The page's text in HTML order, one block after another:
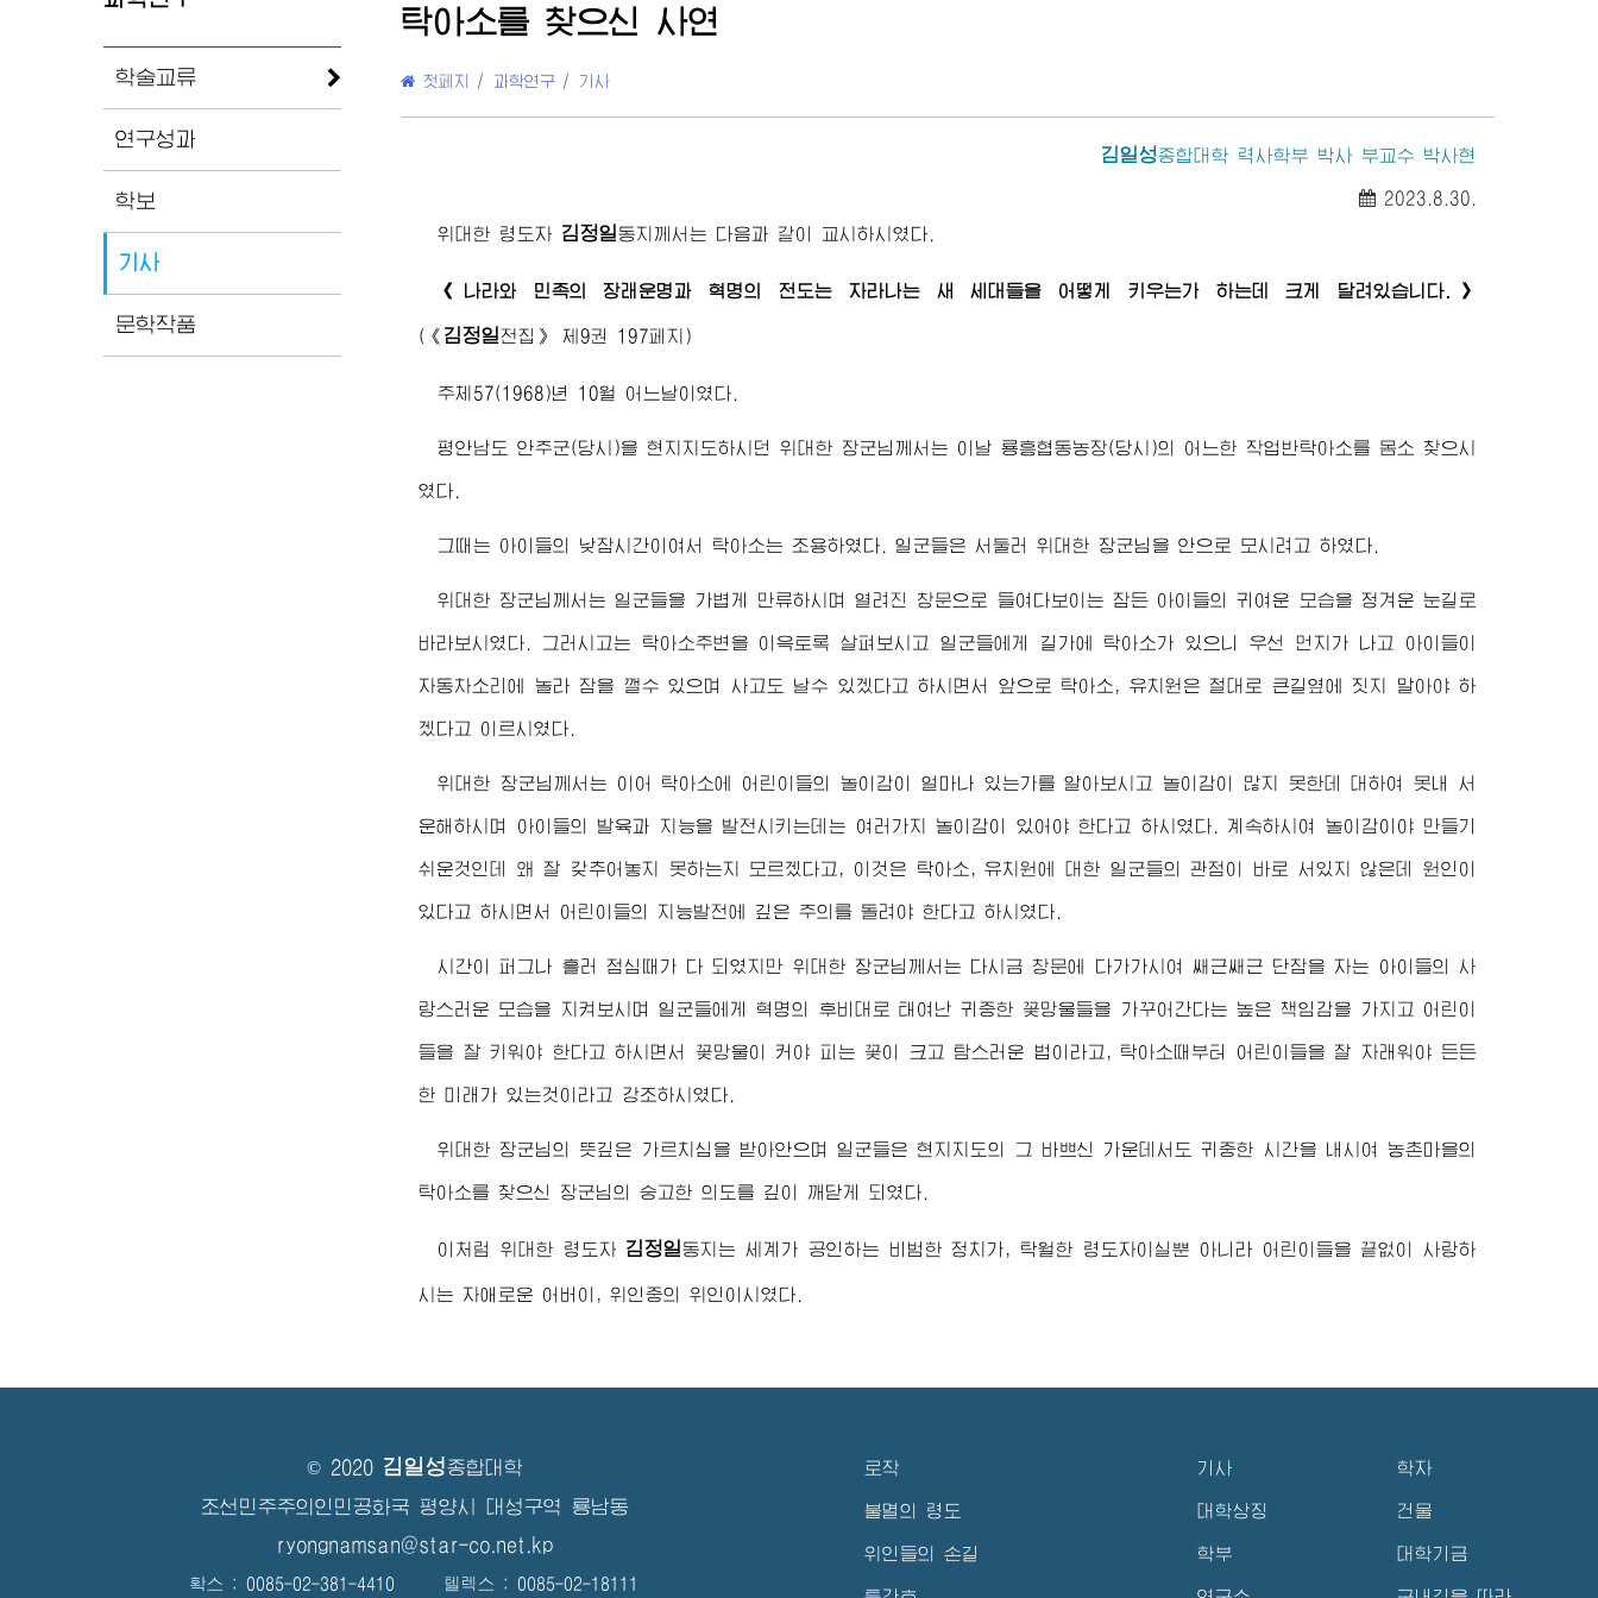
학술교류
연구성과
학보
기사
문학작품
탁아소를 찾으신 사연
첫페지 / 과학연구 / 기사
김일성종합대학 력사학부 박사 부교수 박사현
2023.8.30.
위대한 령도자 김정일동지께서 는 다음과 같이 교시하시였다.
《나라와 민족의 장래운명과 혁명의 전도는 자라나는 새 세대들을 어떻게 키우는가 하는데 크게 달려있습니다.》
( 《 김정일 전집》 제9권 197페지)
주체57(1968)년 10월 어느날이였다.
평안남도 안주군(당시)을 현지지도하시던 위대한 장군님께서 는 이날 룡흥협동농장(당시)의 어느한 작업반탁아소를 몸소 찾으시
였다.
그때는 아이들의 낮잠시간이여서 탁아소는 조용하였다. 일군들은 서둘러 위대한 장군님 을 안으로 모시려고 하였다.
위대한 장군님께서는 일군들을 가볍게 만류하시며 열려진 창문으로 들여다보이는 잠든 아이들의 귀여운 모습을 정겨운 눈길로
바라보시였다. 그러시고는 탁아소주변을 이윽토록 살펴보시고 일군들에게 길가에 탁아소가 있으니 우선 먼지가 나고 아이들이
자동차소리에 놀라 잠을 깰수 있으며 사고도 날수 있겠다고 하시면서 앞으로 탁아소, 유치원은 절대로 큰길옆에 짓지 말아야 하
겠다고 이르시였다.
위대한 장군님께서 는 이어 탁아소에 어린이들의 놀이감이 얼마나 있는가를 알아보시고 놀이감이 많지 못한데 대하여 못내 서
운해하시며 아이들의 발육과 지능을 발전시키는데는 여러가지 놀이감이 있어야 한다고 하시였다. 계속하시여 놀이감이야 만들기
쉬운것인데 왜 잘 갖추어놓지 못하는지 모르겠다고, 이것은 탁아소, 유치원에 대한 일군들의 관점이 바로 서있지 않은데 원인이
있다고 하시면서 어린이들의 지능발전에 깊은 주의를 돌려야 한다고 하시였다.
시간이 퍼그나 흘러 점심때가 다 되였지만 위대한 장군님께서 는 다시금 창문에 다가가시여 쌔근쌔근 단잠을 자는 아이들의 사
랑스러운 모습을 지켜보시며 일군들에게 혁명의 후비대로 태여난 귀중한 꽃망울들을 가꾸어간다는 높은 책임감을 가지고 어린이
들을 잘 키워야 한다고 하시면서 꽃망울이 커야 피는 꽃이 크고 탐스러운 법이라고, 탁아소때부터 어린이들을 잘 자래워야 든든
한 미래가 있는것이라고 강조하시였다.
위대한 장군님의 뜻깊은 가르치심을 받아안으며 일군들은 현지지도의 그 바쁘신 가운데서도 귀중한 시간을 내시여 농촌마을의
탁아소를 찾으신 장군님 의 숭고한 의도를 깊이 깨닫게 되였다.
이처럼 위대한 령도자 김정일동지는 세계가 공인하는 비범한 정치가, 탁월한 령도자이실뿐 아니라 어린이들을 끝없이 사랑하
시는 자애로운 어버이 , 위인중의 위인이시였다.
© 2020 김일성종합대학
조선민주주의인민공화국 평양시 대성구역 룡남동
ryongnamsan@star-co.net.kp
확스 : 0085-02-381-4410 텔렉스 : 0085-02-18111
로작
불멸의 령도
위인들의 손길
기사
대학상징
학부
학자
건물
대학기금